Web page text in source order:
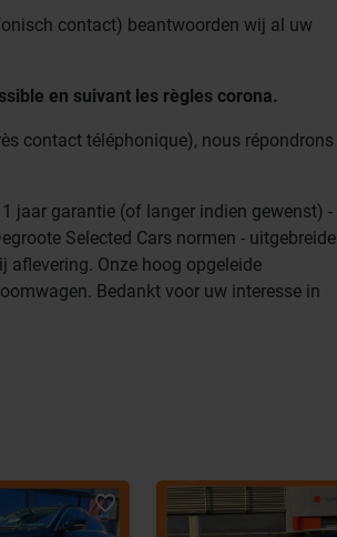
contact) beantwoorden wij al uw
en suivant les règles corona.
contact téléphonique), nous répondrons
jaar garantie (of langer indien gewenst) -
Selected Cars normen - uitgebreide
aflevering. Onze hoog opgeleide
Bedankt voor uw interesse in